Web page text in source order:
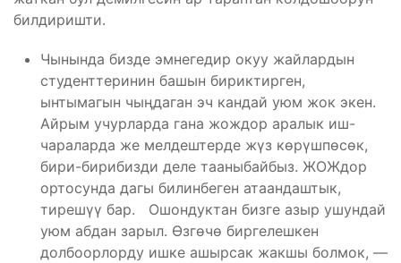
билдиришти.
Чынында бизде эмнегедир окуу жайлардын
студенттеринин башын бириктирген,
ынтымагын чыңдаган эч кандай уюм жок экен.
Айрым учурларда гана жождор аралык иш-
чараларда же мелдештерде жүз көрүшпөсөк,
бири-бирибизди деле тааныбайбыз. ЖОЖдор
ортосунда дагы билинбеген атаандаштык,
тирешүү бар. Ошондуктан бизге азыр ушундай
уюм абдан зарыл. Өзгөчө биргелешкен
долбоорлорду ишке ашырсак жакшы болмок, —